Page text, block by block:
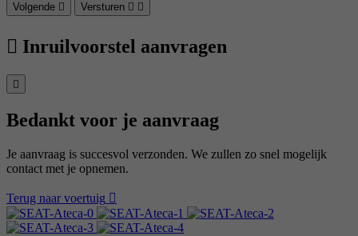
Volgende
Versturen
Inruilvoorstel aanvragen
Bedankt voor je aanvraag
Je aanvraag is succesvol verzonden. We zullen zo snel mogelijk
contact met je opnemen.
Terug naar voertuig